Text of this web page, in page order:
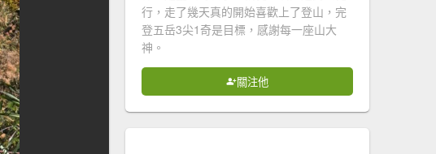
行，走了幾天真的開始喜歡上了登山，完
登五岳3尖1奇是目標，感謝每一座山大
神。
關注他